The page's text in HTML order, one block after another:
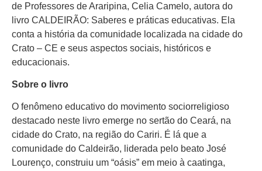
de Professores de Araripina, Celia Camelo, autora do
livro CALDEIRÃO: Saberes e práticas educativas. Ela
conta a história da comunidade localizada na cidade do
Crato – CE e seus aspectos sociais, históricos e
educacionais.
Sobre o livro
O fenômeno educativo do movimento sociorreligioso
destacado neste livro emerge no sertão do Ceará, na
cidade do Crato, na região do Cariri. É lá que a
comunidade do Caldeirão, liderada pelo beato José
Lourenço, construiu um “oásis” em meio à caatinga,